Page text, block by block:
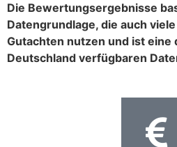
Die Bewertungsergebnisse
Datengrundlage, die auch
Gutachten nutzen und ist eine
Deutschland verfügbaren